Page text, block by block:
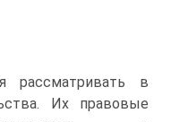
рассматривать в
Их правовые